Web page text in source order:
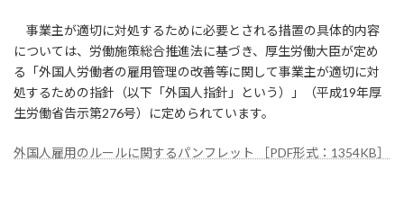
事業主が適切に対処するために必要とされる措置の具体的内容
については、労働施策総合推進法に基づき、厚生労働大臣が定め
る「外国人労働者の雇用管理の改善等に関して事業主が適切に対
処するための指針（以下「外国人指針」という）」（平成19年厚
生労働省告示第276号）に定められています。
外国人雇用のルールに関するパンフレット ［PDF形式：1354KB］